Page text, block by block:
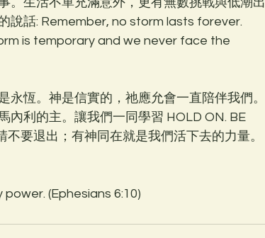
說話: Remember, no storm lasts forever.
is temporary and we never face the
恆。神是信實的，祂應允會一直陪伴我們。
內利的主。讓我們一同學習 HOLD ON. BE
不要退出；有神同在就是我們活下去的力量。
(Ephesians 6:10)